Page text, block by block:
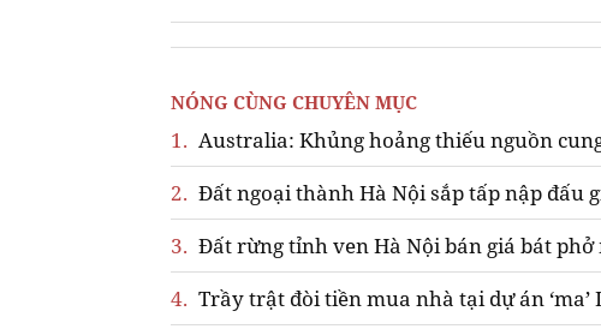
NÓNG CÙNG CHUYÊN MỤC
1. Australia: Khủng hoảng thiếu nguồn
2. Đất ngoại thành Hà Nội sắp tấp nập đấu
3. Đất rừng tỉnh ven Hà Nội bán giá bát phở
4. Trầy trật đòi tiền mua nhà tại dự án